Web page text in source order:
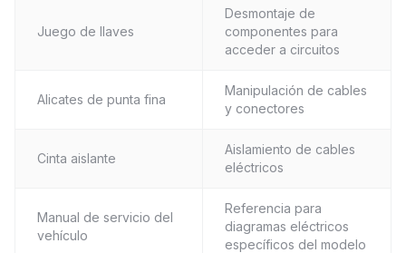
Juego de llaves
Desmontaje de
componentes para
acceder a circuitos
Alicates de punta fina
Manipulación de cables
y conectores
Cinta aislante
Aislamiento de cables
eléctricos
Manual de servicio del
vehículo
Referencia para
diagramas eléctricos
específicos del modelo